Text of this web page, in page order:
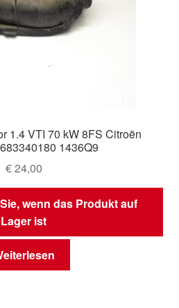
1.4 VTI 70 kW 8FS Citroën
1436Q9
€24,00
wenn das Produkt auf
Lager ist